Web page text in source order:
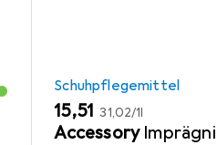
Schuhpflegemittel
EUR
15,51 EUR
31,02/1l
Accessory